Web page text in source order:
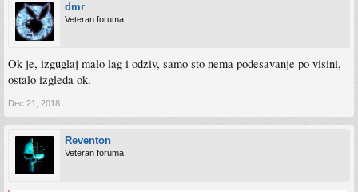
dmr
Veteran foruma
Ok je, izguglaj malo lag i odziv, samo sto nema podesavanje po visini,
ostalo izgleda ok.
Dec 21, 2018
Reventon
Veteran foruma